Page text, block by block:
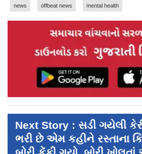
news offbeat news mental health
Next Story : સડી ગયેલી
ભરી છે એમ કહીને રસ્તાના